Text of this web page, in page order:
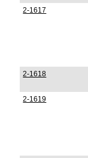
2-1617
2-1618
2-1619